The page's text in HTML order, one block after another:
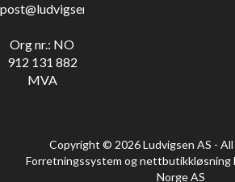
post@ludvigsen.no
Org nr.: NO
912 131 882
MVA
Copyright © 2026 Ludvigsen AS -
Forretningssystem ognettbutikkløsning
Norge AS